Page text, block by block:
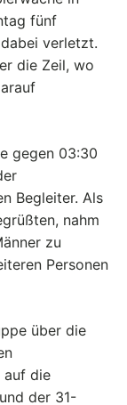
fünf
verletzt.
die Zeil, wo
gegen 03:30
Begleiter. Als
nahm
zu
Personen
über die
auf die
der 31-